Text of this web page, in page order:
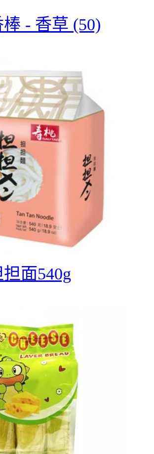
- 香草 (50)
面540g